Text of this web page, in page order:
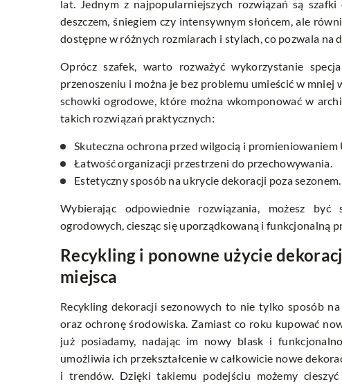
lat. Jednym z najpopularniejszych rozwiązań są
deszczem, śniegiem czy intensywnym słońcem, ale
dostępne w różnych rozmiarach i stylach, co pozwala na
Oprócz szafek, warto rozważyć wykorzystanie
przenoszeniu i można je bez problemu umieścić w
schowki ogrodowe, które można wkomponować w
takich rozwiązań praktycznych:
Skuteczna ochrona przed wilgocią i promieniowaniem
Łatwość organizacji przestrzeni do przechowywania.
Estetyczny sposób na ukrycie dekoracji poza sezonem.
Wybierając odpowiednie rozwiązania, możesz
ogrodowych, ciesząc się uporządkowaną i funkcjonalną
Recykling i ponowne użycie
miejsca
Recykling dekoracji sezonowych to nie tylko sposób
oraz ochronę środowiska. Zamiast co roku kupować
już posiadamy, nadając im nowy blask i
umożliwia ich przekształcenie w całkowicie nowe
i trendów. Dzięki takiemu podejściu możemy